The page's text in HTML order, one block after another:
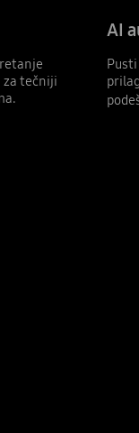
za tečniji
AI